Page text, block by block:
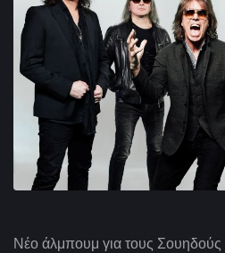
Νέο άλμπουμ για τους Σουηδούς